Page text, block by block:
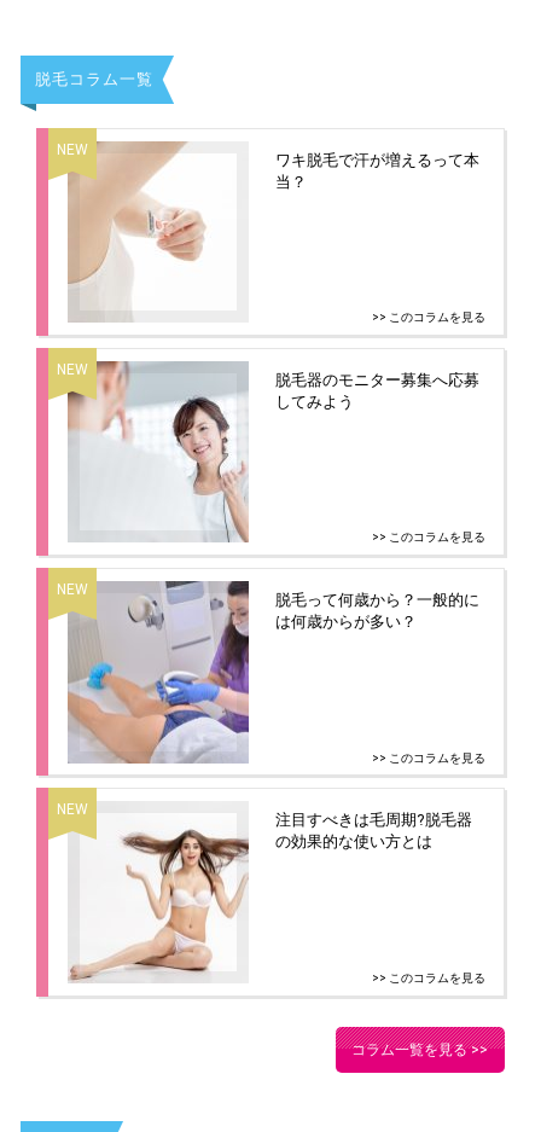
脱毛コラム一覧
ワキ脱毛で汗が増えるって本
当？
>> このコラムを見る
脱毛器のモニター募集へ応募
してみよう
>> このコラムを見る
脱毛って何歳から？一般的に
は何歳からが多い？
>> このコラムを見る
注目すべきは毛周期?脱毛器
の効果的な使い方とは
>> このコラムを見る
コラム一覧を見る >>